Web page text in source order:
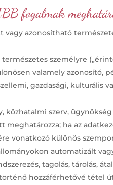
fogalmak
azonosítható
személyre
valamely azonosító,
gazdasági, kulturális
közhatalmi szerv,
ha az
vonatkozó különös
automatizált
tagolás, tárolás,
hozzáférhetővé tétel